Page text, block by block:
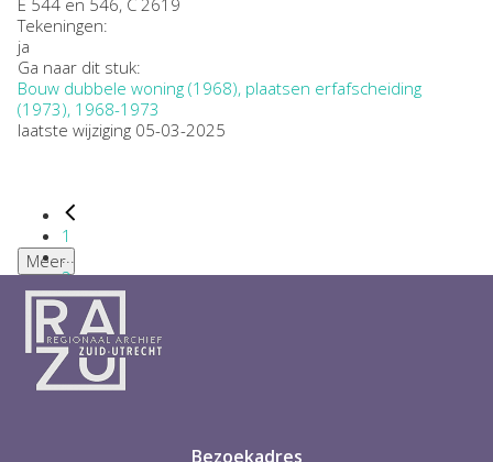
E 544 en 546, C 2619
Tekeningen:
ja
Ga naar dit stuk:
Bouw dubbele woning (1968), plaatsen erfafscheiding
(1973), 1968-1973
laatste wijziging 05-03-2025
1
...
2
3
4
5
6
...
Meer
Bezoekadres